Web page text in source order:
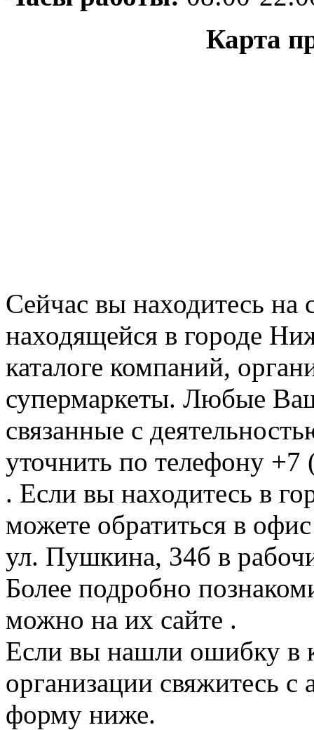
Карта
Сейчас вы находитесь на
находящейся в городе
каталоге компаний,
супермаркеты. Любые
связанные с
уточнить по телефону
. Если вы находитесь в
можете обратиться в
ул. Пушкина, 34б в
Более подробно
можно на их сайте .
Если вы нашли ошибку в
организации свяжитесь
форму ниже.